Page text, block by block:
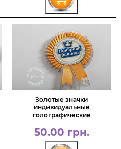
Золотые значки
индивидуальные
голографические
50.00 грн.